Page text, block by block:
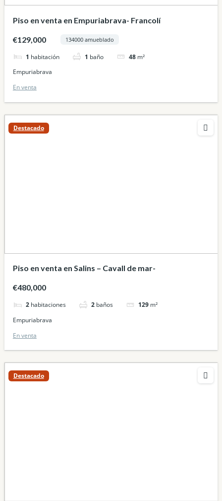
Piso en venta en Empuriabrava- Francolí
€129,000 134000 amueblado
1 habitación 1 baño 48 m²
Empuriabrava
En venta
Destacado
Piso en venta en Salins – Cavall de mar-
€480,000
2 habitaciones 2 baños 129 m²
Empuriabrava
En venta
Destacado